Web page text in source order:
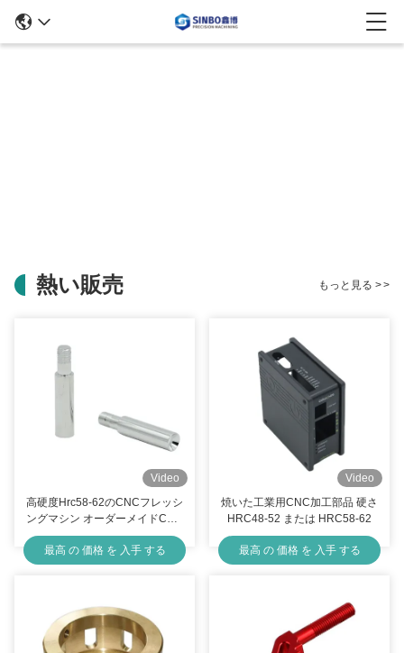
熱い販売 もっと見る >>
Video
高硬度Hrc58-62のCNCフレッシ
ングマシン オーダーメイドCNC
金属部品
最高 の 価格 を 入手 する
Video
焼いた工業用CNC加工部品 硬さ
HRC48-52 または HRC58-62
最高 の 価格 を 入手 する